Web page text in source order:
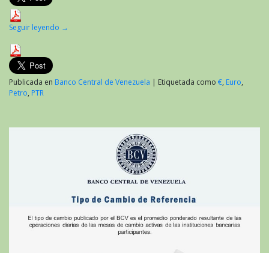
Seguir leyendo →
Publicada en Banco Central de Venezuela | Etiquetada como €, Euro,
Petro, PTR